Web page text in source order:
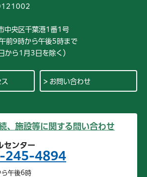
央区千葉港1番1号
前9時から午後5時まで
から1月3日を除く）
お問い合わせ
、施設等に関する問い合わせ
センター
245-4894
午後6時